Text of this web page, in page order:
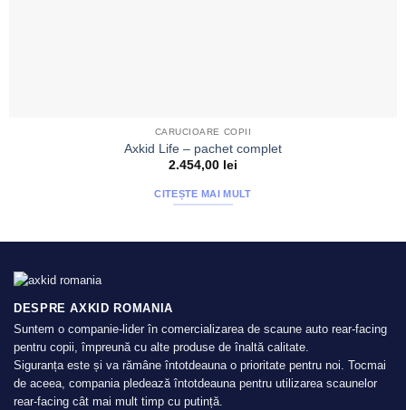
CARUCIOARE COPII
Axkid Life – pachet complet
2.454,00 lei
CITEȘTE MAI MULT
DESPRE AXKID ROMANIA
Suntem o companie-lider în comercializarea de scaune auto rear-facing
pentru copii, împreună cu alte produse de înaltă calitate.
Siguranța este și va rămâne întotdeauna o prioritate pentru noi. Tocmai
de aceea, compania pledează întotdeauna pentru utilizarea scaunelor
rear-facing cât mai mult timp cu putință.